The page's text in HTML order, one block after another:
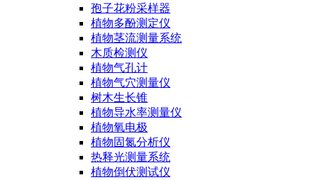
孢子花粉采样器
植物多酚测定仪
植物茎流测量系统
木质检测仪
植物气孔计
植物气穴测量仪
树木生长锥
植物导水率测量仪
植物氧电极
植物固氮分析仪
热释光测量系统
植物倒伏测试仪